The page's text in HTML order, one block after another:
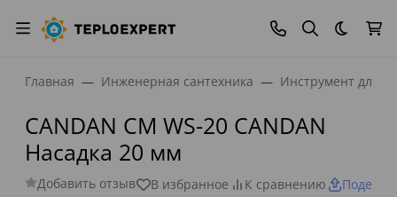
Темная
Главная Инженерная сантехника Инструмент для
CANDAN CM WS-20 CANDAN
Насадка 20 мм
Добавить отзыв В избранное К сравнению